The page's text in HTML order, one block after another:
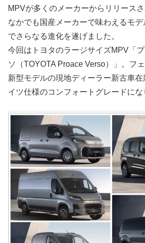
MPVが多くのメーカーからリリース
なかでも国産メーカーで味わえるモデ
でさらなる進化を遂げました。
今回はトヨタのラージサイズMPV「
ソ（TOYOTA Proace Verso）」。フ
新型モデルの現地ディーラー新古車
イツ仕様のコンフォートグレードにな